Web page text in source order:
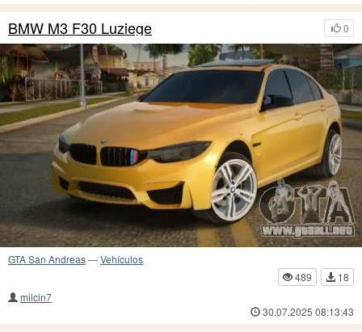
0
BMW M3 F30 Luziege
GTA San Andreas—Vehículos
489
18
milcin7
30.07.2025 08:13:43